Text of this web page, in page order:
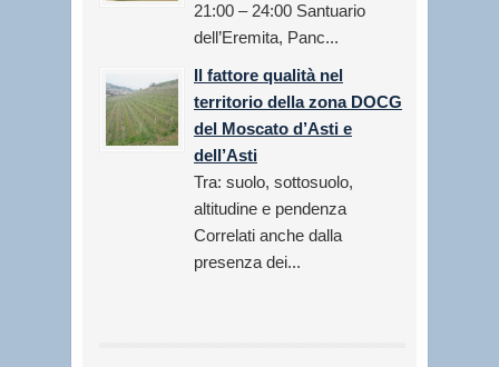
21:00 – 24:00 Santuario
dell’Eremita, Panc...
Il fattore qualità nel
territorio della zona DOCG
del Moscato d’Asti e
dell’Asti
Tra: suolo, sottosuolo,
altitudine e pendenza
Correlati anche dalla
presenza dei...